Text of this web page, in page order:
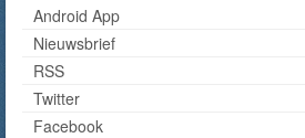
Android App
Nieuwsbrief
RSS
Twitter
Facebook